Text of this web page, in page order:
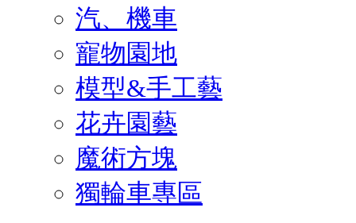
汽、機車
寵物園地
模型&手工藝
花卉園藝
魔術方塊
獨輪車專區